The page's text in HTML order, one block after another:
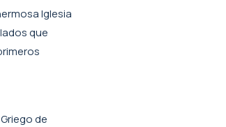
Iglesia
que
de